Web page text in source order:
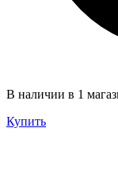
В наличии в 1
Купить